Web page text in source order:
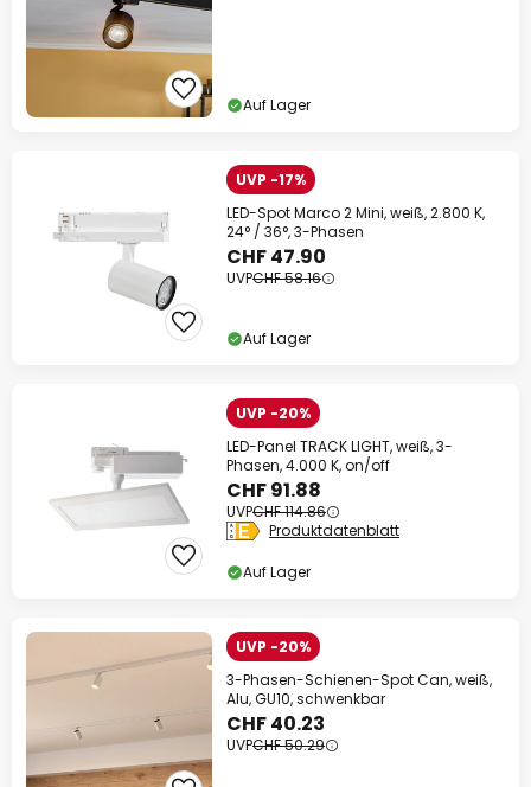
Auf Lager
UVP -17%
LED-Spot Marco 2 Mini, weiß, 2.800 K,
24° / 36°, 3-Phasen
CHF 47.90
UVPCHF 58.16
Auf Lager
UVP -20%
LED-Panel TRACK LIGHT, weiß, 3-
Phasen, 4.000 K, on/off
CHF 91.88
UVPCHF 114.86
Produktdatenblatt
Auf Lager
UVP -20%
3-Phasen-Schienen-Spot Can, weiß,
Alu, GU10, schwenkbar
CHF 40.23
UVPCHF 50.29